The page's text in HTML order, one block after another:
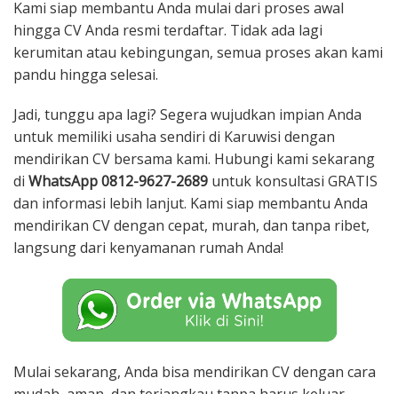
Kami siap membantu Anda mulai dari proses awal
hingga CV Anda resmi terdaftar. Tidak ada lagi
kerumitan atau kebingungan, semua proses akan kami
pandu hingga selesai.
Jadi, tunggu apa lagi? Segera wujudkan impian Anda
untuk memiliki usaha sendiri di Karuwisi dengan
mendirikan CV bersama kami. Hubungi kami sekarang
di WhatsApp 0812-9627-2689 untuk konsultasi GRATIS
dan informasi lebih lanjut. Kami siap membantu Anda
mendirikan CV dengan cepat, murah, dan tanpa ribet,
langsung dari kenyamanan rumah Anda!
Mulai sekarang, Anda bisa mendirikan CV dengan cara